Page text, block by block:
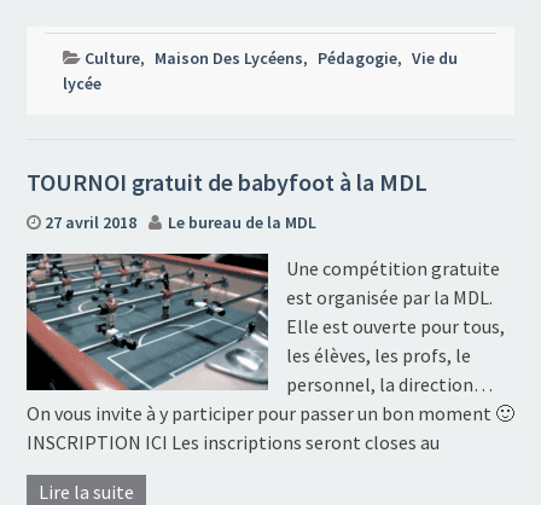
Culture, Maison Des Lycéens, Pédagogie, Vie du
lycée
TOURNOI gratuit de babyfoot à la MDL
27 avril 2018 Le bureau de la MDL
Une compétition gratuite
est organisée par la MDL.
Elle est ouverte pour tous,
les élèves, les profs, le
personnel, la direction…
On vous invite à y participer pour passer un bon moment 🙂
INSCRIPTION ICI Les inscriptions seront closes au
Lire la suite